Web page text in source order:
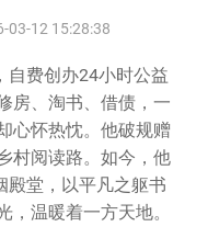
03-12 15:28:38
自费创办24小时公益
房、淘书、借债，一
心怀热忱。他破规赠
村阅读路。如今，他
殿堂，以平凡之躯书
温暖着一方天地。